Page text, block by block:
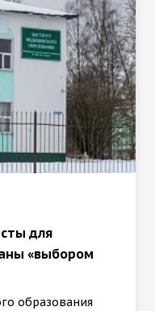
для
«выбором
образования